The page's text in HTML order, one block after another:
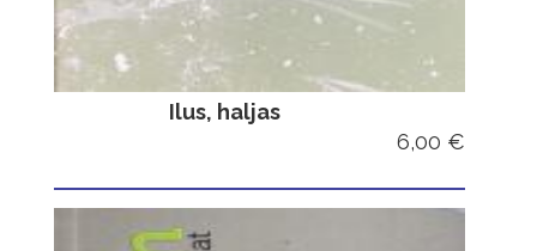
Ilus, haljas
6,00 €